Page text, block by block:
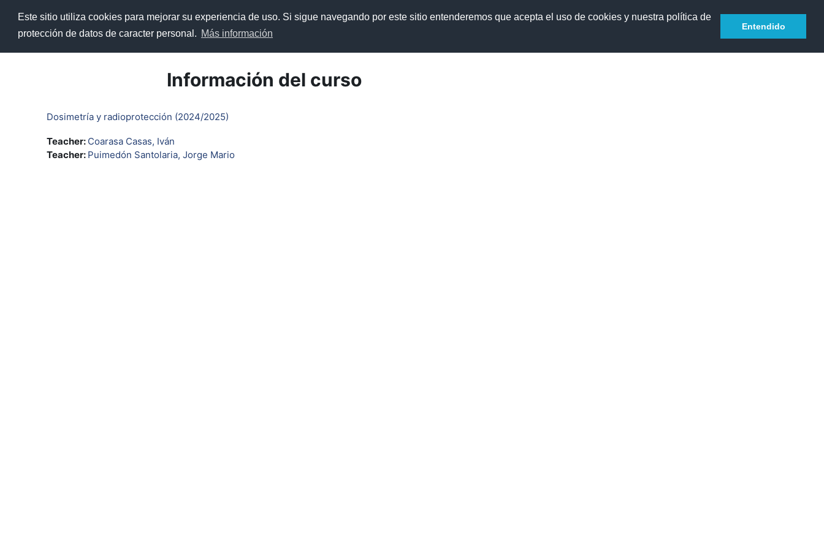
Este sitio utiliza cookies para mejorar su experiencia de uso. Si sigue navegando por este sitio entenderemos que acepta el uso de cookies y nuestra política de
protección de datos de caracter personal. Más información
Entendido
Página Principal
ADD Recursos y manuales Política de privacidad Español - Internacional ‎(es)‎
Información del curso
Dosimetría y radioprotección (2024/2025)
Teacher: Coarasa Casas, Iván
Teacher: Puimedón Santolaria, Jorge Mario